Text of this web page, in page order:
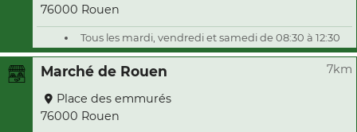
76000 Rouen
Tous les mardi, vendredi et samedi de 08:30 à 12:30
Marché de Rouen 7km
Place des emmurés
76000 Rouen